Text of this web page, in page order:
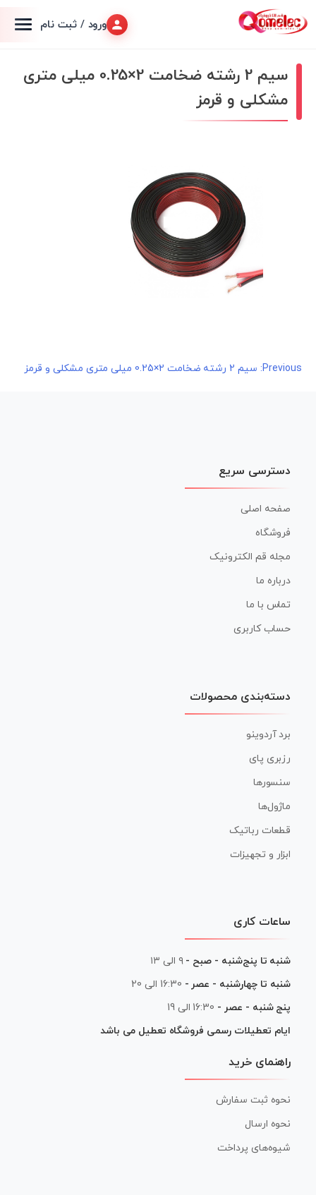
ورود / ثبت نام
سیم 2 رشته ضخامت 2×0.25 میلی متری
مشکلی و قرمز
راهبری
Previous: سیم 2 رشته ضخامت 2×0.25 میلی متری مشکلی و قرمز
دسترسی سریع
صفحه اصلی
فروشگاه
مجله قم الکترونیک
درباره ما
تماس با ما
حساب کاربری
دسته‌بندی محصولات
برد آردوینو
رزبری پای
سنسورها
ماژول‌ها
قطعات رباتیک
ابزار و تجهیزات
ساعات کاری
شنبه تا پنج‌شنبه - صبح - ۹ الی ۱۳
شنبه تا چهارشنبه - عصر - 16:30 الی 20
پنج شنبه - عصر - 16:30 الی 19
ایام تعطیلات رسمی فروشگاه تعطیل می باشد
راهنمای خرید
نحوه ثبت سفارش
نحوه ارسال
شیوه‌های پرداخت